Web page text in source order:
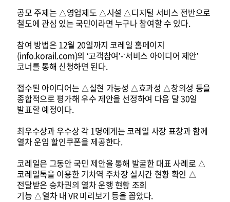
공모 주제는 △영업제도 △시설 △디지털 서비스 전반으로
철도에 관심 있는 국민이라면 누구나 참여할 수 있다.
참여 방법은 12월 20일까지 코레일 홈페이지
(info.korail.com)의 ‘고객참여’-‘서비스 아이디어 제안’
코너를 통해 신청하면 된다.
접수된 아이디어는 △실현 가능성 △효과성 △창의성 등을
종합적으로 평가해 우수 제안을 선정하여 다음 달 30일
발표할 예정이다.
최우수상과 우수상 각 1명에게는 코레일 사장 표창과 함께
열차 운임 할인쿠폰을 제공한다.
코레일은 그동안 국민 제안을 통해 발굴한 대표 사례로 △
코레일톡을 이용한 기차역 주차장 실시간 현황 확인 △
전달받은 승차권의 열차 운행 현황 조회
기능 △열차 내 VR 미리보기 등을 꼽았다.